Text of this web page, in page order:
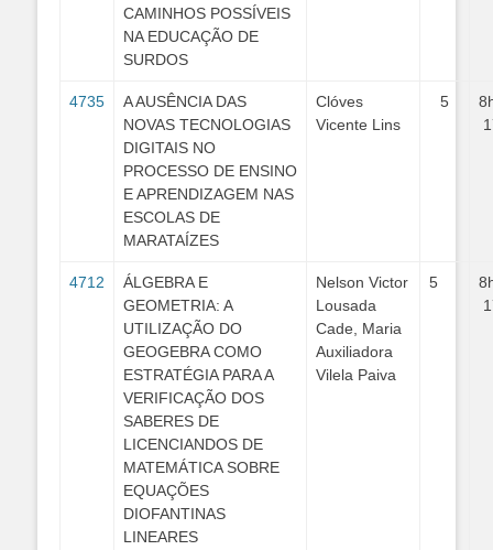
CAMINHOS POSSÍVEIS
NA EDUCAÇÃO DE
SURDOS
4735
A AUSÊNCIA DAS
NOVAS TECNOLOGIAS
DIGITAIS NO
PROCESSO DE ENSINO
E APRENDIZAGEM NAS
ESCOLAS DE
MARATAÍZES
Clóves
Vicente Lins
5
4712
ÁLGEBRA E
GEOMETRIA: A
UTILIZAÇÃO DO
GEOGEBRA COMO
ESTRATÉGIA PARA A
VERIFICAÇÃO DOS
SABERES DE
LICENCIANDOS DE
MATEMÁTICA SOBRE
EQUAÇÕES
DIOFANTINAS
LINEARES
Nelson Victor
Lousada
Cade, Maria
Auxiliadora
Vilela Paiva
5